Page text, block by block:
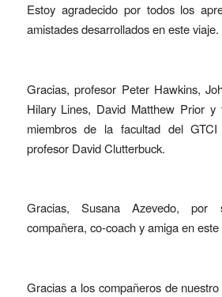
Estoy agradecido por todos los
amistades desarrollados en este viaje.
Gracias, profesor Peter Hawkins,
Hilary Lines, David Matthew Prior y
miembros de la facultad del
profesor David Clutterbuck.
Gracias, Susana Azevedo, por
compañera, co-coach y amiga en
Gracias a los compañeros de